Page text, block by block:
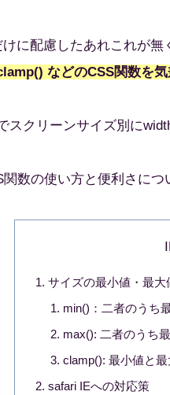
に配慮したあれこれが
などのCSS関数を
スクリーンサイズ別に
数の使い方と便利さにつ
サイズの最小値・最
min()：二者のうち
max(): 二者のうち
clamp(): 最小値と
safari IEへの対応策